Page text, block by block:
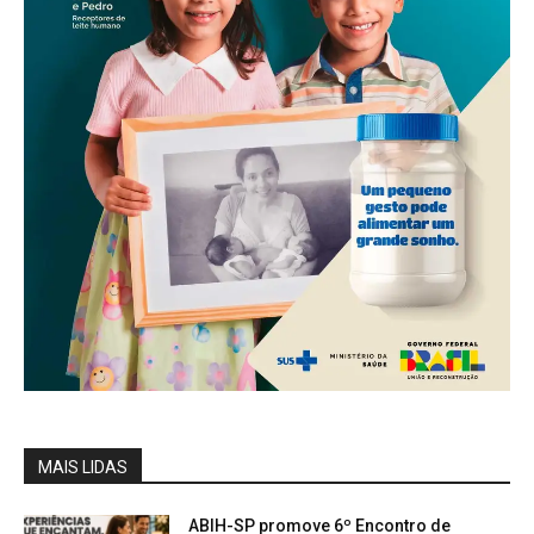
MAIS LIDAS
ABIH-SP promove 6º Encontro de